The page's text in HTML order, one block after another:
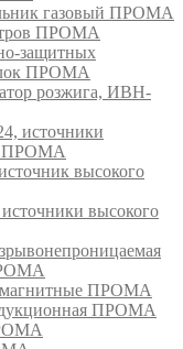
газовый ПРОМА
ПРОМА
защитных
ПРОМА
розжига, ИВН-
источники
ПРОМА
высокого
высокого
ПРОМА
ПРОМА